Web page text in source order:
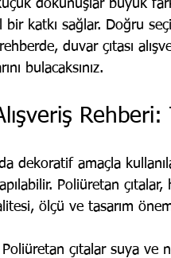
dokunuşlar büyük
katkı sağlar. Doğru
duvar çıtası
bulacaksınız.
dekoratif amaçla
Poliüretan çıtalar,
ölçü ve tasarım
Poliüretan çıtalar suya ve